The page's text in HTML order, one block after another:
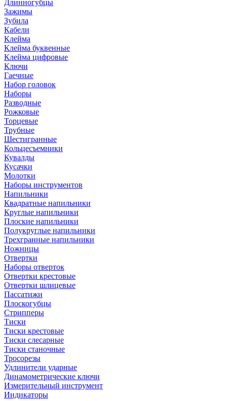
Длинногубцы
Зажимы
Зубила
Кабели
Клейма
Клейма буквенные
Клейма цифровые
Ключи
Гаечные
Набор головок
Наборы
Разводные
Рожковые
Торцевые
Трубные
Шестигранные
Кольцесъемники
Кувалды
Кусачки
Молотки
Наборы инструментов
Напильники
Квадратные напильники
Круглые напильники
Плоские напильники
Полукруглые напильники
Трехгранные напильники
Ножницы
Отвертки
Наборы отверток
Отвертки крестовые
Отвертки шлицевые
Пассатижи
Плоскогубцы
Стрипперы
Тиски
Тиски крестовые
Тиски слесарные
Тиски станочные
Тросорезы
Удлинители ударные
Динамометрические ключи
Измерительный инструмент
Индикаторы